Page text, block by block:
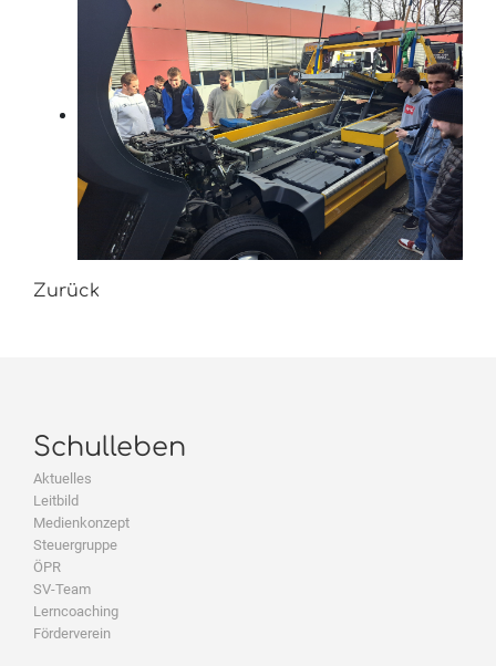
Zurück
Schulleben
Aktuelles
Leitbild
Medienkonzept
Steuergruppe
ÖPR
SV-Team
Lerncoaching
Förderverein